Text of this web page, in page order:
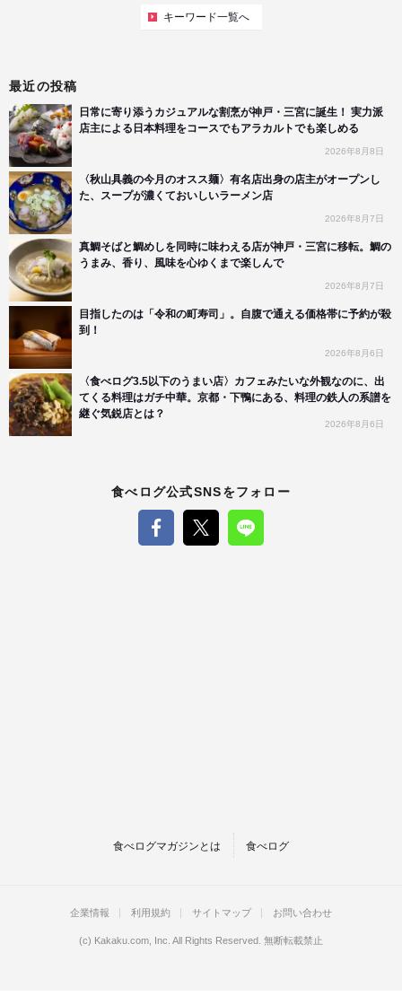
キーワード一覧へ
最近の投稿
日常に寄り添うカジュアルな割烹が神戸・三宮に誕生！ 実力派
店主による日本料理をコースでもアラカルトでも楽しめる
2026年8月8日
〈秋山具義の今月のオスス麺〉有名店出身の店主がオープンし
た、スープが濃くておいしいラーメン店
2026年8月7日
真鯛そばと鯛めしを同時に味わえる店が神戸・三宮に移転。鯛の
うまみ、香り、風味を心ゆくまで楽しんで
2026年8月7日
目指したのは「令和の町寿司」。自腹で通える価格帯に予約が殺
到！
2026年8月6日
〈食べログ3.5以下のうまい店〉カフェみたいな外観なのに、出
てくる料理はガチ中華。京都・下鴨にある、料理の鉄人の系譜を
継ぐ気鋭店とは？
2026年8月6日
食べログ公式SNSをフォロー
食べログマガジンとは 食べログ
企業情報 利用規約 サイトマップ お問い合わせ
(c) Kakaku.com, Inc. All Rights Reserved. 無断転載禁止